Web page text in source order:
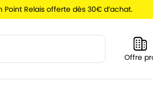
Point Relais offerte dès 30€ d’achat.
Offre